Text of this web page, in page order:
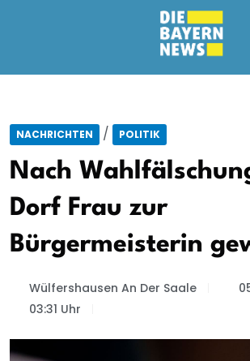
NACHRICHTEN / POLITIK
Nach
Dorf Frau zur
Bürgermeisterin
Wülfershausen An Der Saale
03:31 Uhr